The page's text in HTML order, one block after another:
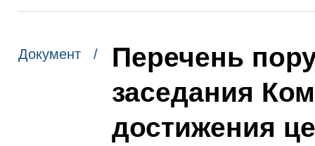
Документ /
Перечень
заседания
достижения